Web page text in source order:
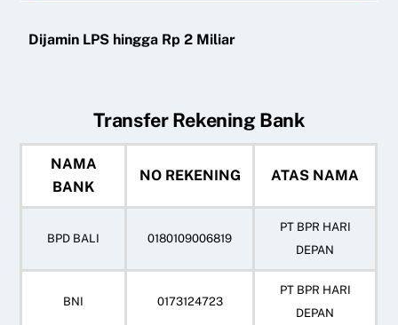
Dijamin LPS hingga Rp 2 Miliar
Transfer Rekening Bank
NAMA
BANK
NO REKENING ATAS NAMA
BPD BALI 0180109006819
PT BPR HARI
DEPAN
BNI 0173124723
PT BPR HARI
DEPAN